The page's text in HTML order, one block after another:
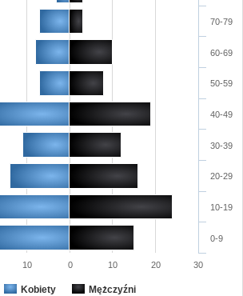
Kobiety Mężczyźni
0-9
10-19
20-29
30-39
40-49
50-59
60-69
70-79
10 0 10 20 30